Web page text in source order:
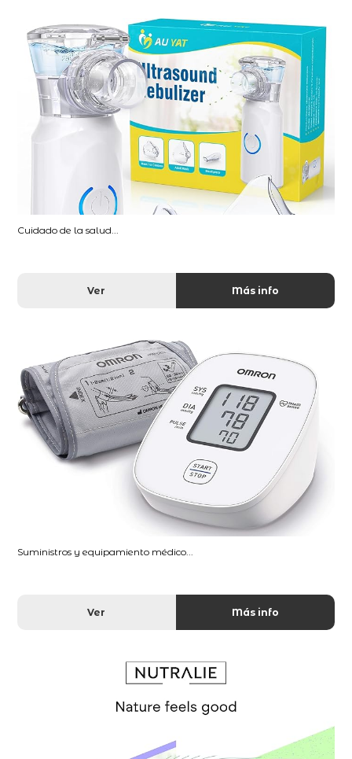
Cuidado de la salud...
Ver Más info
Suministros y equipamiento médico...
Ver Más info